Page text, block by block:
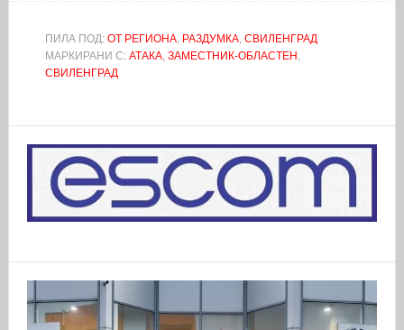
ПИЛА ПОД: ОТ РЕГИОНА, РАЗДУМКА, СВИЛЕНГРАД
МАРКИРАНИ С: АТАКА, ЗАМЕСТНИК-ОБЛАСТЕН ,
СВИЛЕНГРАД